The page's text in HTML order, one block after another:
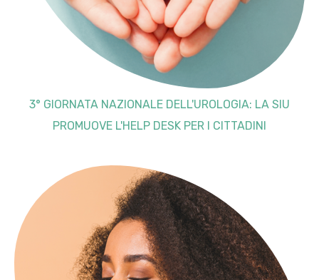
3° GIORNATA NAZIONALE DELL'UROLOGIA: LA SIU
PROMUOVE L'HELP DESK PER I CITTADINI